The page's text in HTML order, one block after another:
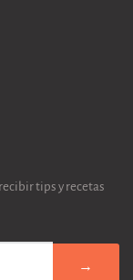
tips y recetas
→